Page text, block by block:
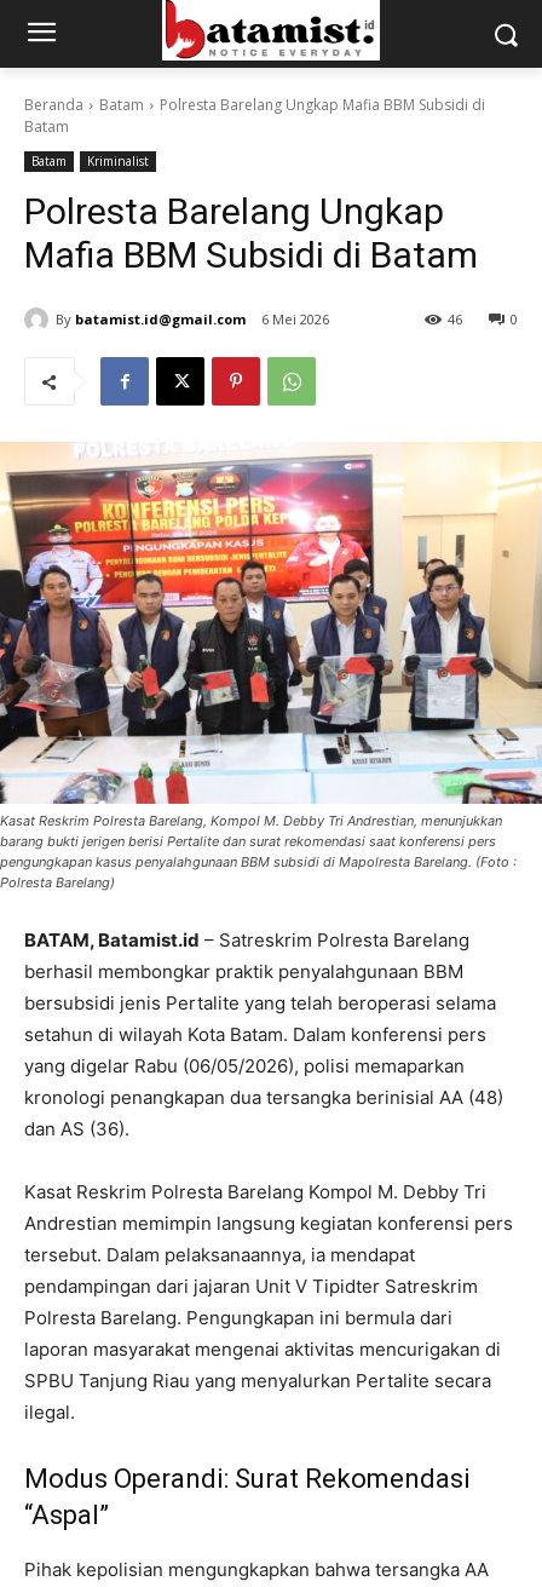
Beranda Batam
Polresta Barelang Ungkap Mafia BBM Subsidi di
Batam
Batam Kriminalist
Polresta Barelang Ungkap
Mafia BBM Subsidi di Batam
By batamist.id@gmail.com 6 Mei 2026 0
46
Kasat Reskrim Polresta Barelang, Kompol M. Debby Tri Andrestian, menunjukkan
barang bukti jerigen berisi Pertalite dan surat rekomendasi saat konferensi pers
pengungkapan kasus penyalahgunaan BBM subsidi di Mapolresta Barelang. (Foto :
Polresta Barelang)
BATAM, Batamist.id – Satreskrim Polresta Barelang
berhasil membongkar praktik penyalahgunaan BBM
bersubsidi jenis Pertalite yang telah beroperasi selama
setahun di wilayah Kota Batam. Dalam konferensi pers
yang digelar Rabu (06/05/2026), polisi memaparkan
kronologi penangkapan dua tersangka berinisial AA (48)
dan AS (36).
Kasat Reskrim Polresta Barelang Kompol M. Debby Tri
Andrestian memimpin langsung kegiatan konferensi pers
tersebut. Dalam pelaksanaannya, ia mendapat
pendampingan dari jajaran Unit V Tipidter Satreskrim
Polresta Barelang. Pengungkapan ini bermula dari
laporan masyarakat mengenai aktivitas mencurigakan di
SPBU Tanjung Riau yang menyalurkan Pertalite secara
ilegal.
Modus Operandi: Surat Rekomendasi
“Aspal”
Pihak kepolisian mengungkapkan bahwa tersangka AA